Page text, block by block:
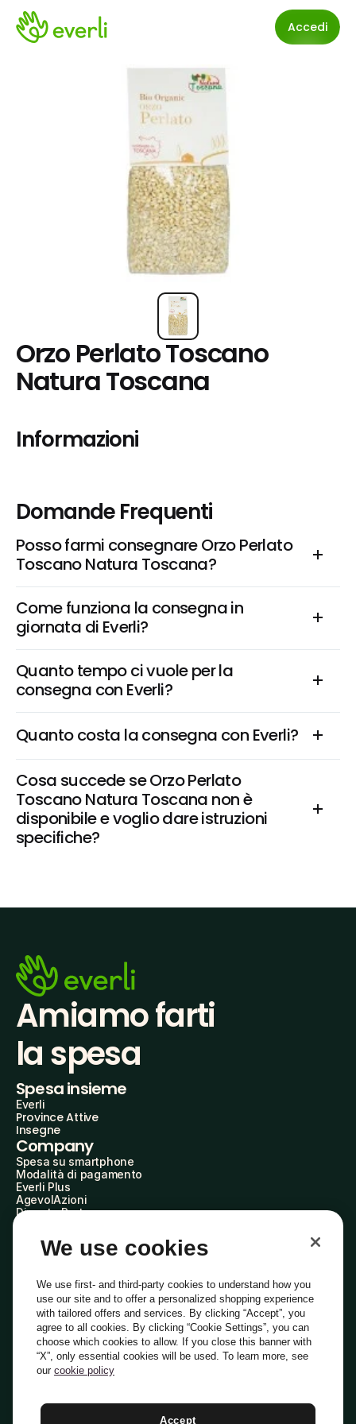
Accedi
Orzo Perlato Toscano
Natura Toscana
Informazioni
Domande Frequenti
Posso farmi consegnare Orzo Perlato
Toscano Natura Toscana?
Come funziona la consegna in
giornata di Everli?
Quanto tempo ci vuole per la
consegna con Everli?
Quanto costa la consegna con Everli?
Cosa succede se Orzo Perlato
Toscano Natura Toscana non è
disponibile e voglio dare istruzioni
specifiche?
Amiamo farti
la spesa
Spesa insieme
Everli
Province Attive
Insegne
Company
Spesa su smartphone
Modalità di pagamento
Everli Plus
AgevolAzioni
Diventa Partner
Everli Shoppers
About Us
Everli News
Domande frequenti
Lavora con noi
Diventa Shopper
Investitori
PrivacyCookiePreferenze Cookie
Termini e CondizioniCodice Etico
Indirizzo PEC: everli@pec.it - indirizzo DPO: dpo@everli.com
Italiano
We use cookies
We use first- and third-party cookies to understand how you
use our site and to offer a personalized shopping experience
with tailored offers and services. By clicking “Accept”, you
agree to all cookies. By clicking “Cookie Settings”, you can
choose which cookies to allow. If you close this banner with
“X”, only essential cookies will be used. To learn more, see
our cookie policy
Accept